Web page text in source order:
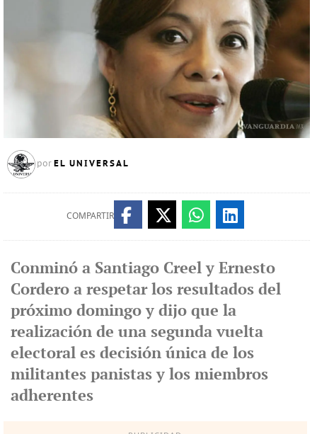
por EL UNIVERSAL
COMPARTIR
Conminó a Santiago Creel y Ernesto
Cordero a respetar los resultados del
próximo domingo y dijo que la
realización de una segunda vuelta
electoral es decisión única de los
militantes panistas y los miembros
adherentes